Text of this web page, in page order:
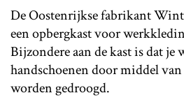
De Oostenrijkse fabrikant
een opbergkast voor
Bijzondere aan de kast is dat je
handschoenen door middel
worden gedroogd.